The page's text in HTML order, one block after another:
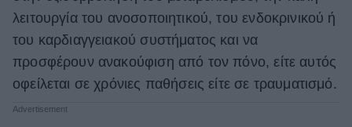
λειτουργία του ανοσοποιητικού, του ενδοκρινικού ή
του καρδιαγγειακού συστήματος και να
προσφέρουν ανακούφιση από τον πόνο, είτε αυτός
οφείλεται σε χρόνιες παθήσεις είτε σε τραυματισμό.